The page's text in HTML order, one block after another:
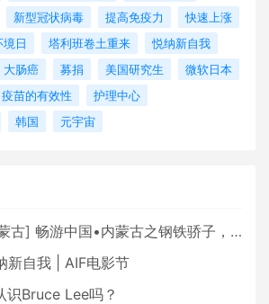
新型冠状病毒 提高免疫力
快速上涨
日 塔利班卷土重来
悦纳新自我
大肠癌 募捐 美国研究生
微软日本
疫苗的有效性
护理中心
韩国 元宇宙
古] 畅游中国•内蒙古之钢铁骄子，魅力包头
新自我 | AIF电影节
识Bruce Lee吗？